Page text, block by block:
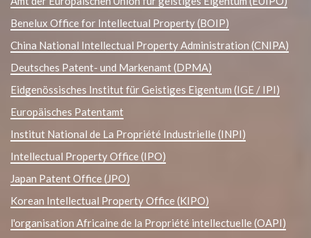
Benelux Office for Intellectual Property (BOIP)
China National Intellectual Property Administration (CNIPA)
Deutsches Patent- und Markenamt (DPMA)
Eidgenössisches Institut für Geistiges Eigentum (IGE / IPI)
Europäisches Patentamt
Institut National de La Propriété Industrielle (INPI)
Intellectual Property Office (IPO)
Japan Patent Office (JPO)
Korean Intellectual Property Office (KIPO)
l'organisation Africaine de la Propriété intellectuelle (OAPI)